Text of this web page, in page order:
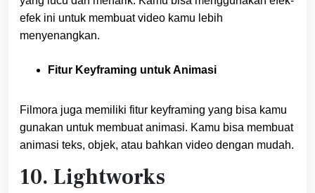
efek ini untuk membuat video kamu lebih
menyenangkan.
Fitur Keyframing untuk Animasi
Filmora juga memiliki fitur keyframing yang bisa kamu
gunakan untuk membuat animasi. Kamu bisa membuat
animasi teks, objek, atau bahkan video dengan mudah.
10. Lightworks